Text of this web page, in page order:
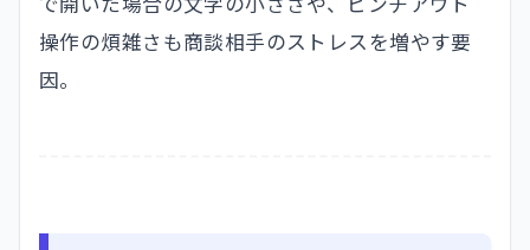
操作の煩雑さも商談相手のストレスを増やす要
因。